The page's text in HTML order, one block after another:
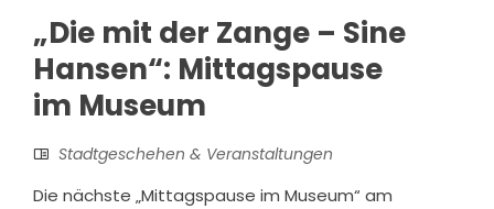
„Die mit der Zange – Sine
Hansen“: Mittagspause
im Museum
Stadtgeschehen & Veranstaltungen
Die nächste „Mittagspause im Museum“ am